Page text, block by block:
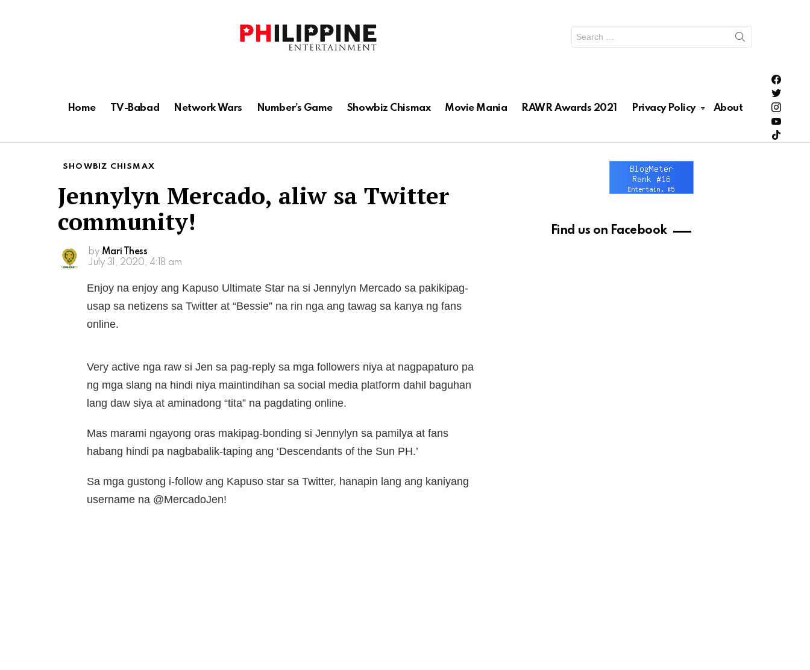
for:
Home TV-Babad Network Wars Number’s Game Showbiz Chismax Movie Mania RAWR Awards 2021 Privacy Policy About
PH
SHOWBIZ CHISMAX
Jennylyn Mercado, aliw sa Twitter
community!
by Mari Thess
July 31, 2020, 4:18 am
Enjoy na enjoy ang Kapuso Ultimate Star na si Jennylyn Mercado sa pakikipag-
usap sa netizens sa Twitter at “Bessie” na rin nga ang tawag sa kanya ng fans
online.
Very active nga raw si Jen sa pag-reply sa mga followers niya at nagpapaturo pa
ng mga slang na hindi niya maintindihan sa social media platform dahil baguhan
lang daw siya at aminadong “tita” na pagdating online.
Mas marami ngayong oras makipag-bonding si Jennylyn sa pamilya at fans
habang hindi pa nagbabalik-taping ang ‘Descendants of the Sun PH.’
Sa mga gustong i-follow ang Kapuso star sa Twitter, hanapin lang ang kaniyang
username na @MercadoJen!
Find us on Facebook